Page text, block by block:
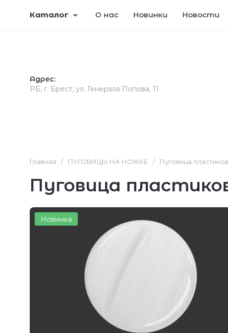
Каталог О нас Новинки Новости
Адрес:
РБ, г. Брест, ул. Генерала Попова, 11
Главная / ПУГОВИЦЫ НА НОЖКЕ / Пуговица
Пуговица
Новинка